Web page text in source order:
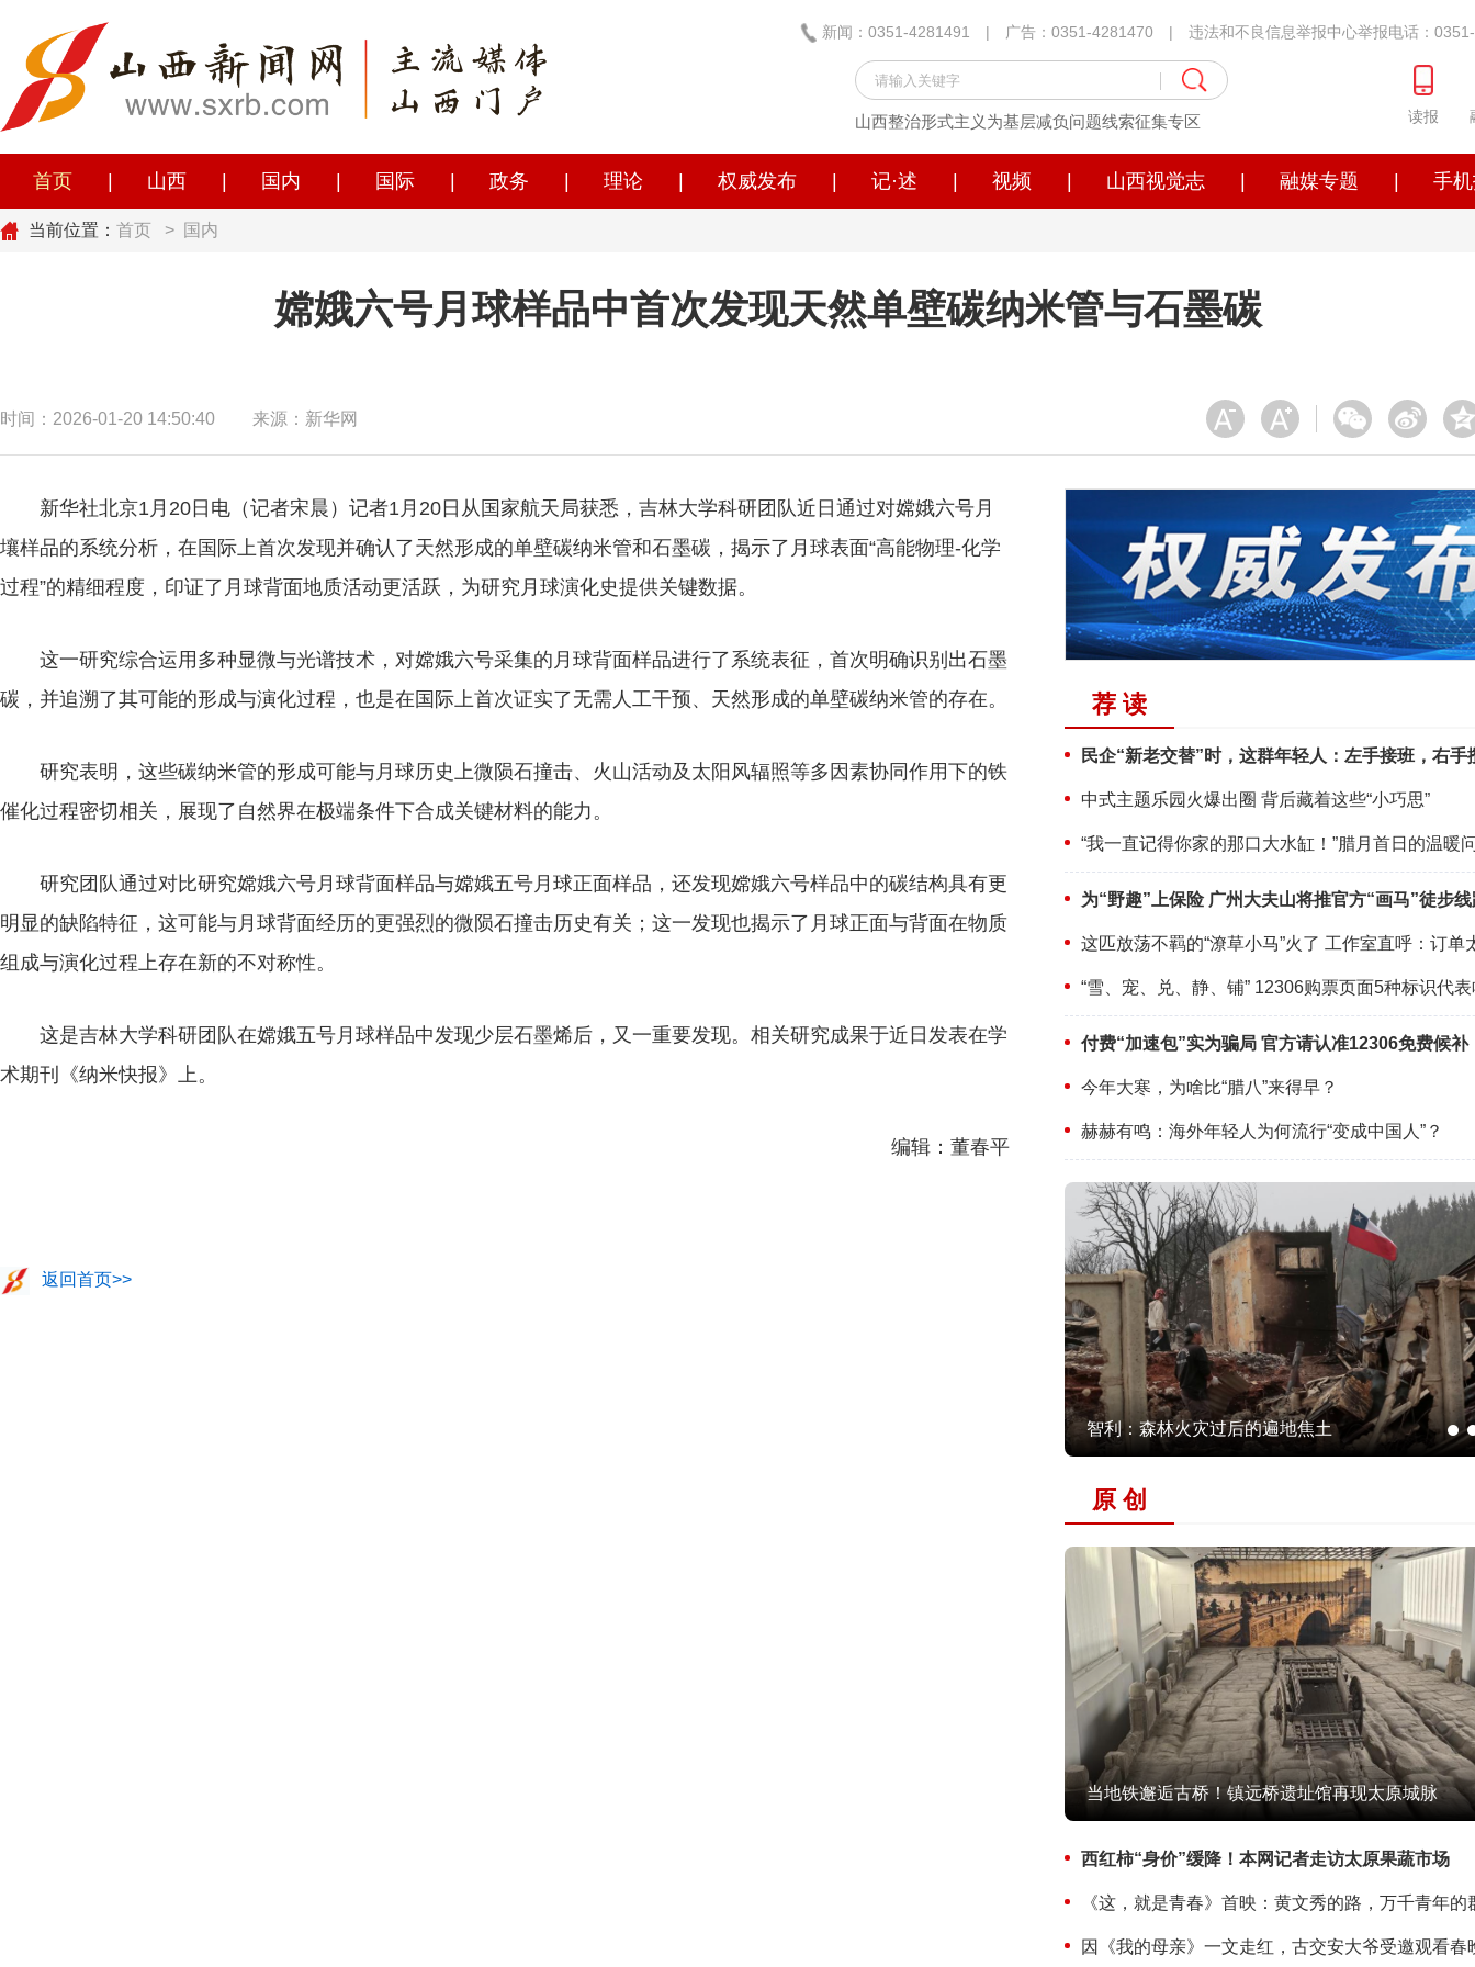
新闻：0351-4281491 | 广告：0351-4281470 | 违法和不良信息举报中心举报电话：
山西整治形式主义为基层减负问题线索征集专区 读报
首页 山西 国内 国际 政务 理论 权威发布 记·述 视频 山西视觉志 融媒专题 手
当前位置： 首页 > 国内
嫦娥六号月球样品中首次发现天然单壁碳纳米管与石墨碳
时间：2026-01-20 14:50:40 来源：新华网
新华社北京1月20日电（记者宋晨）记者1月20日从国家航天局获悉，吉林大学科研团队近日通过对嫦娥六号月
壤样品的系统分析，在国际上首次发现并确认了天然形成的单壁碳纳米管和石墨碳，揭示了月球表面“高能物理-化学
过程”的精细程度，印证了月球背面地质活动更活跃，为研究月球演化史提供关键数据。
这一研究综合运用多种显微与光谱技术，对嫦娥六号采集的月球背面样品进行了系统表征，首次明确识别出石墨
碳，并追溯了其可能的形成与演化过程，也是在国际上首次证实了无需人工干预、天然形成的单壁碳纳米管的存在。
研究表明，这些碳纳米管的形成可能与月球历史上微陨石撞击、火山活动及太阳风辐照等多因素协同作用下的铁
催化过程密切相关，展现了自然界在极端条件下合成关键材料的能力。
研究团队通过对比研究嫦娥六号月球背面样品与嫦娥五号月球正面样品，还发现嫦娥六号样品中的碳结构具有更
明显的缺陷特征，这可能与月球背面经历的更强烈的微陨石撞击历史有关；这一发现也揭示了月球正面与背面在物质
组成与演化过程上存在新的不对称性。
这是吉林大学科研团队在嫦娥五号月球样品中发现少层石墨烯后，又一重要发现。相关研究成果于近日发表在学
术期刊《纳米快报》上。
编辑：董春平
返回首页>>
荐 读
民企“新老交替”时，这群年轻人：左手接班，右手
中式主题乐园火爆出圈 背后藏着这些“小巧思”
“我一直记得你家的那口大水缸！”腊月首日的温暖
为“野趣”上保险 广州大夫山将推官方“画马”徒步
“雪、宠、兑、静、铺” 12306购票页面5种标识代
付费“加速包”实为骗局 官方请认准12306免费候补
今年大寒，为啥比“腊八”来得早？
赫赫有鸣：海外年轻人为何流行“变成中国人”？
智利：森林火灾过后的遍地焦土
原 创
当地铁邂逅古桥！镇远桥遗址馆再现太原城脉
西红柿“身价”缓降！本网记者走访太原果蔬市场
《这，就是青春》首映：黄文秀的路，万千青年的
因《我的母亲》一文走红，古交安大爷受邀观看春